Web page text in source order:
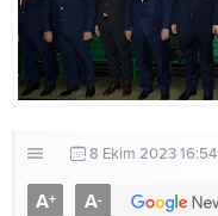
8 Ekim 2023 16:54
A+ A-